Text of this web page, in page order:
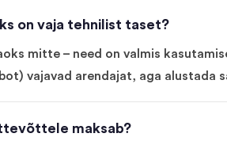
on vaja tehnilist taset?
mitte – need on valmis
vajavad arendajat, aga alustada
maksab?